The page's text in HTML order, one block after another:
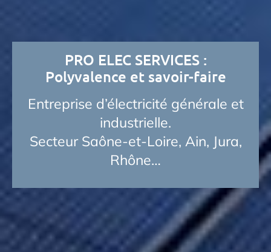
PRO ELEC SERVICES :
Polyvalence et savoir-faire
Entreprise d’électricité générale et
industrielle.
Secteur Saône-et-Loire, Ain, Jura,
Rhône…